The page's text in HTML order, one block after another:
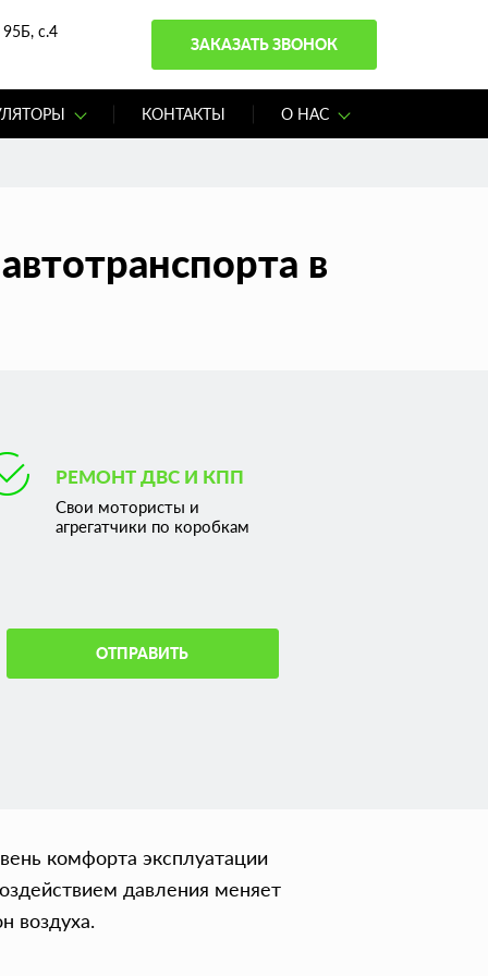
с.4
ЗАКАЗАТЬ ЗВОНОК
КОНТАКТЫ О НАС
в
РЕМОНТ ДВС И КПП
Свои мотористы и
агрегатчики по коробкам
ОТПРАВИТЬ
комфорта эксплуатации
давления меняет
воздуха.